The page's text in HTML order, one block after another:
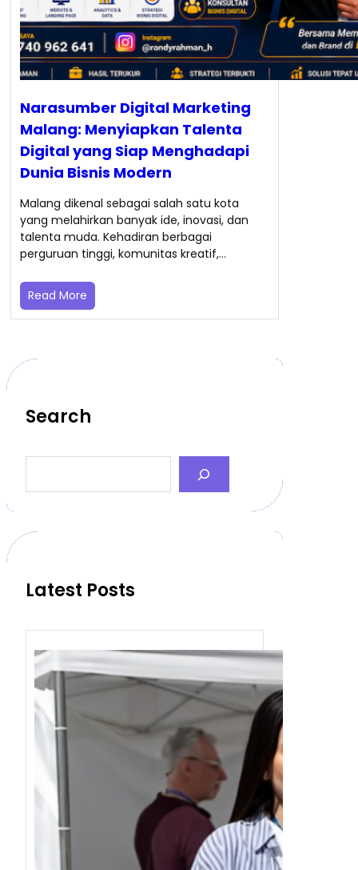
Narasumber Digital Marketing
Malang: Menyiapkan Talenta
Digital yang Siap Menghadapi
Dunia Bisnis Modern
Malang dikenal sebagai salah satu kota
yang melahirkan banyak ide, inovasi, dan
talenta muda. Kehadiran berbagai
perguruan tinggi, komunitas kreatif,…
Read More
Search
a
c
Latest Posts